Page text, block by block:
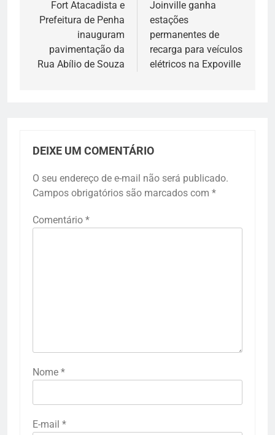
Fort Atacadista e
Prefeitura de Penha
inauguram
pavimentação da
Rua Abílio de Souza
Joinville ganha
estações
permanentes de
recarga para veículos
elétricos na Expoville
DEIXE UM COMENTÁRIO
O seu endereço de e-mail não será publicado.
Campos obrigatórios são marcados com *
Comentário *
Nome *
E-mail *